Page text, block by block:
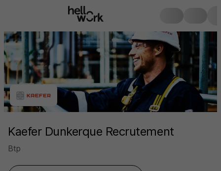
Kaefer Dunkerque Recrutement
Btp